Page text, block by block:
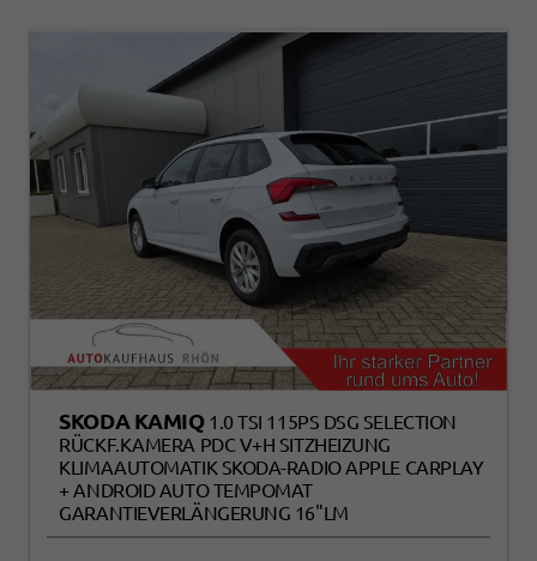
SKODA KAMIQ 1.0 TSI 115PS DSG SELECTION
RÜCKF.KAMERA PDC V+H SITZHEIZUNG
KLIMAAUTOMATIK SKODA-RADIO APPLE CARPLAY
+ ANDROID AUTO TEMPOMAT
GARANTIEVERLÄNGERUNG 16"LM